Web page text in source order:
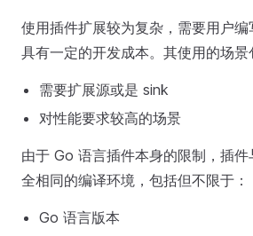
使用插件扩展较为复杂，需要用户编
具有一定的开发成本。其使用的场景
需要扩展源或是 sink
对性能要求较高的场景
由于 Go 语言插件本身的限制，插
全相同的编译环境，包括但不限于：
Go 语言版本